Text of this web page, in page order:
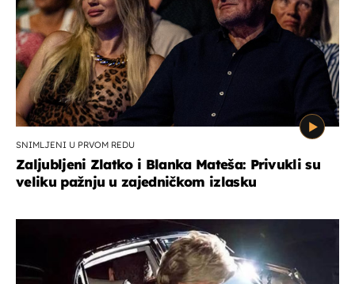
SNIMLJENI U PRVOM REDU
Zaljubljeni Zlatko i Blanka Mateša: Privukli su
veliku pažnju u zajedničkom izlasku